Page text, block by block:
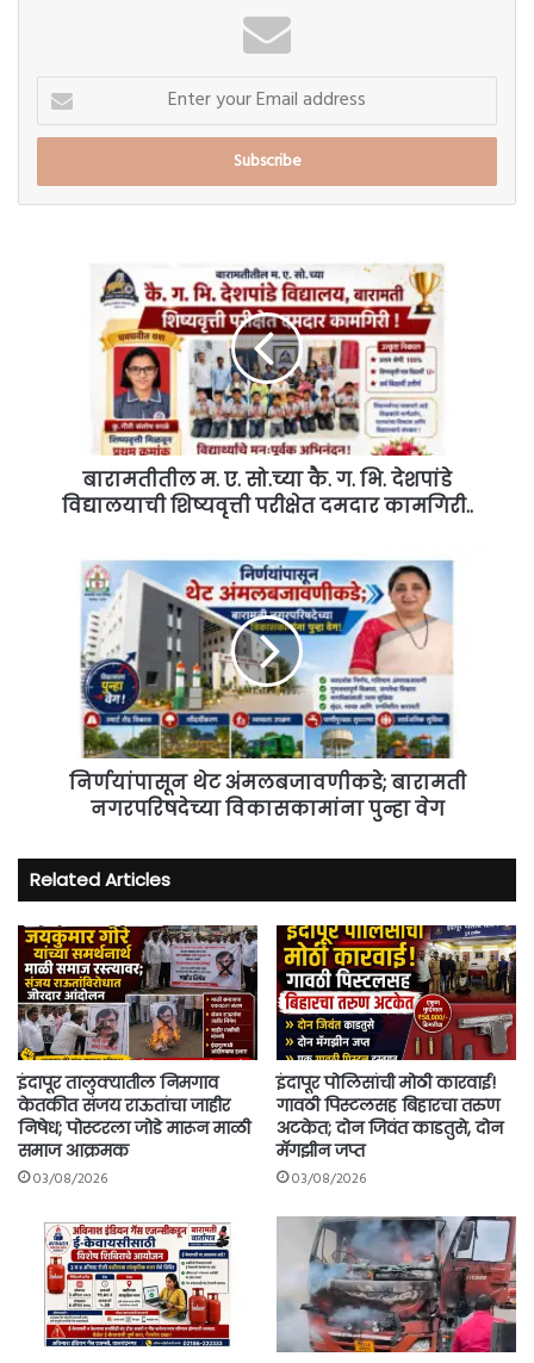
Enter
your
Email
बारामतीतील म. ए. सो.च्या कै. ग. भि. देशपांडे
विद्यालयाची शिष्यवृत्ती परीक्षेत दमदार कामगिरी..
अंमलबजावणीकडे;
नगरपरिषदेच्या
विकासकामांना
निर्णयांपासून थेट अंमलबजावणीकडे; बारामती
नगरपरिषदेच्या विकासकामांना पुन्हा वेग
Related Articles
इंदापूर तालुक्यातील निमगाव
केतकीत संजय राऊतांचा जाहीर
निषेध; पोस्टरला जोडे मारून माळी
समाज आक्रमक
03/08/2026
इंदापूर पोलिसांची मोठी कारवाई!
गावठी पिस्टलसह बिहारचा तरुण
अटकेत; दोन जिवंत काडतुसे, दोन
मॅगझीन जप्त
03/08/2026